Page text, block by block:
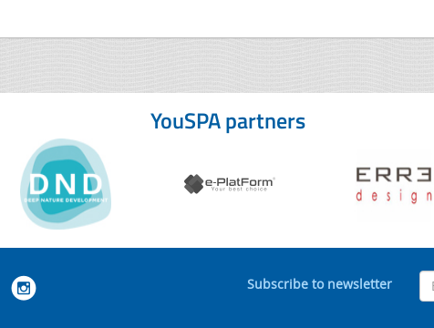
YouSPA partners
Subscribe to newsletter